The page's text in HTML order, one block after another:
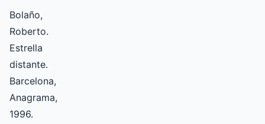
Bolaño,
Roberto.
Estrella
distante.
Barcelona,
Anagrama,
1996.